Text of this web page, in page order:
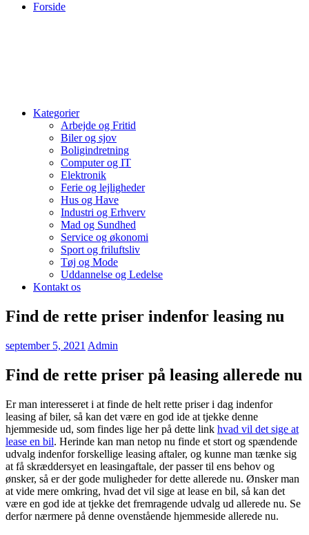
Forside
Kategorier
Arbejde og Fritid
Biler og sjov
Boligindretning
Computer og IT
Elektronik
Ferie og lejligheder
Hus og Have
Industri og Erhverv
Mad og Sundhed
Service og økonomi
Sport og friluftsliv
Tøj og Mode
Uddannelse og Ledelse
Kontakt os
Find de rette priser indenfor leasing nu
september 5, 2021 Admin
Find de rette priser på leasing allerede nu
Er man interesseret i at finde de helt rette priser i dag indenfor
leasing af biler, så kan det være en god ide at tjekke denne
hjemmeside ud, som findes lige her på dette link hvad vil det sige at
lease en bil. Herinde kan man netop nu finde et stort og spændende
udvalg indenfor forskellige leasing aftaler, og kunne man tænke sig
at få skræddersyet en leasingaftale, der passer til ens behov og
ønsker, så er der gode muligheder for dette allerede nu. Ønsker man
at vide mere omkring, hvad det vil sige at lease en bil, så kan det
være en god ide at tjekke det fremragende udvalg ud allerede nu. Se
derfor nærmere på denne ovenstående hjemmeside allerede nu.